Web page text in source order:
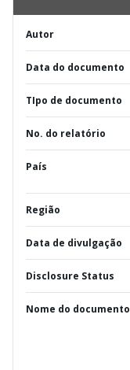
Autor
Data do documento
TIpo de documento
No. do relatório
País
Região
Data de divulgação
Disclosure Status
Nome do documento